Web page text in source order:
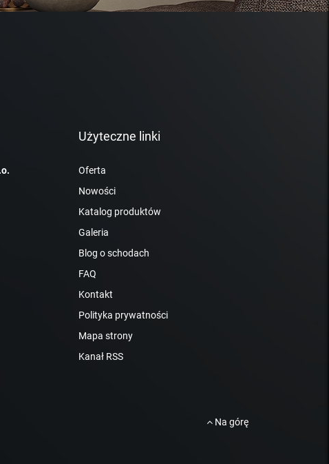
Użyteczne linki
Oferta
Nowości
Katalog produktów
Galeria
Blog o schodach
FAQ
Kontakt
Polityka prywatności
Mapa strony
Kanał RSS
Na górę